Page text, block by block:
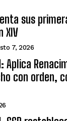
sus
XIV
7, 2026
Aplica
con orden,